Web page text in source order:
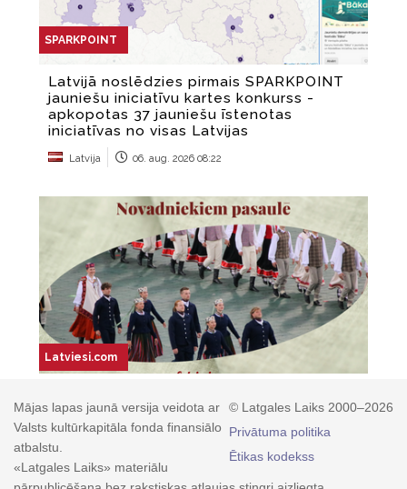
© Latgales Laiks 2000–2026
Privātuma politika
Ētikas kodekss
Mājas lapas jaunā versija veidota ar
Valsts kultūrkapitāla fonda finansiālo
atbalstu.
«Latgales Laiks» materiālu